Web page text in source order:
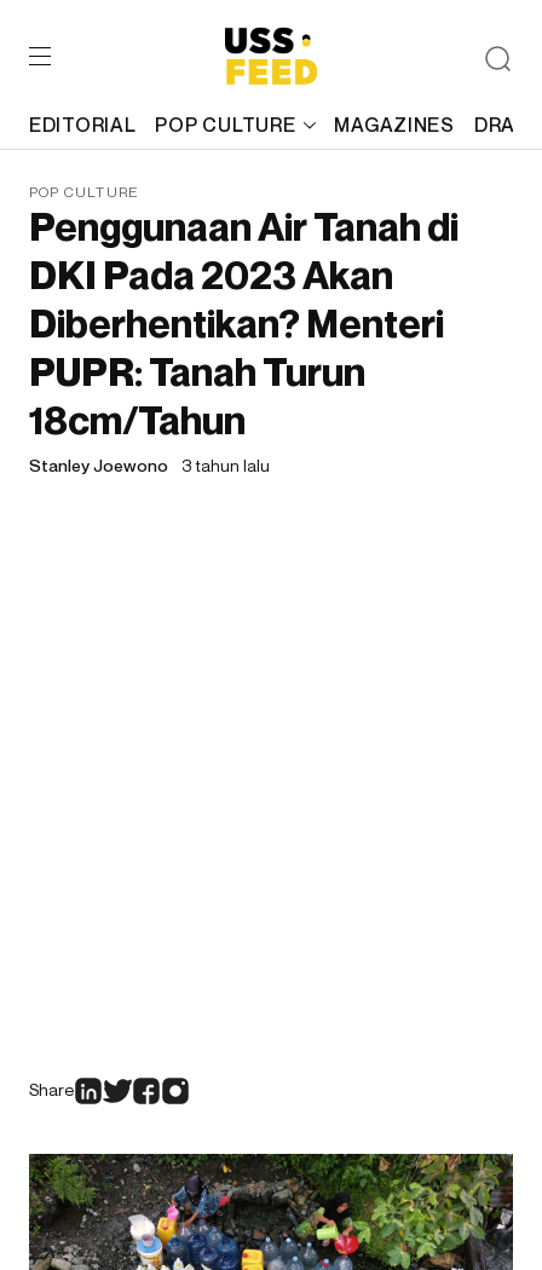
EDITORIAL POP CULTURE MAGAZINES
POP CULTURE
Penggunaan Air Tanah di
DKI Pada 2023 Akan
Diberhentikan? Menteri
PUPR: Tanah Turun
18cm/Tahun
Stanley Joewono 3 tahun lalu
Share